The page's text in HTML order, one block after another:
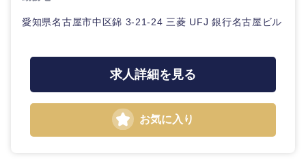
群馬県 埼玉県
千葉県 東京都
神奈川県
愛知県名古屋市中区錦 3-21-24 三菱 UFJ 銀行名古屋ビル
求人詳細を見る
お気に入り